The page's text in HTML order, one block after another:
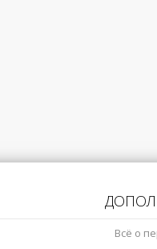
Всё о